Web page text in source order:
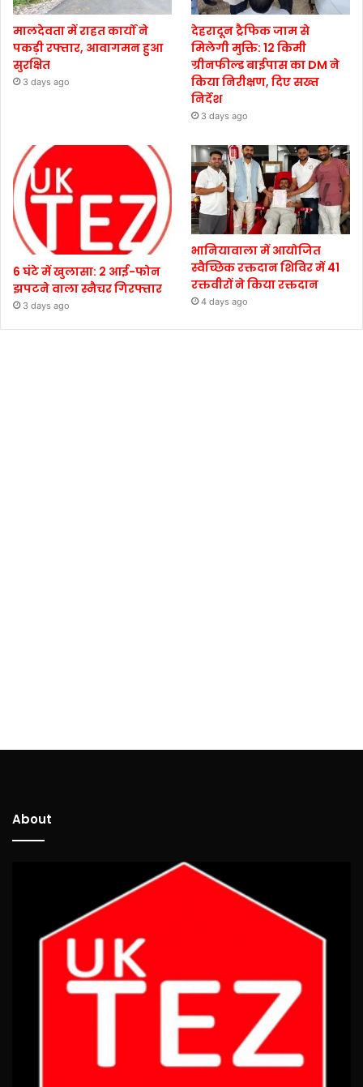
मालदेवता में राहत कार्यों ने
पकड़ी रफ्तार, आवागमन हुआ
सुरक्षित
3 days ago
देहरादून ट्रैफिक जाम से
मिलेगी मुक्ति: 12 किमी
ग्रीनफील्ड बाईपास का DM ने
किया निरीक्षण, दिए सख्त
निर्देश
3 days ago
6 घंटे में खुलासा: 2 आई-फोन
झपटने वाला स्नैचर गिरफ्तार
3 days ago
भानियावाला में आयोजित
स्वैच्छिक रक्तदान शिविर में 41
रक्तवीरों ने किया रक्तदान
4 days ago
About